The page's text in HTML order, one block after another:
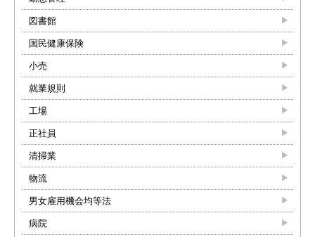
図書館
国民健康保険
小売
就業規則
工場
正社員
清掃業
物流
男女雇用機会均等法
病院